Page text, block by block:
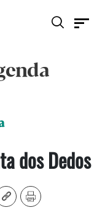
dos Dedos